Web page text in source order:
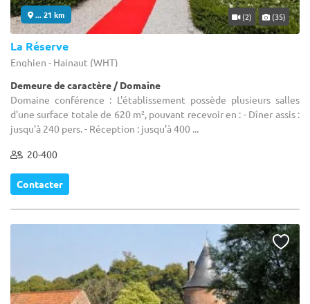
... 21 km (2) (35)
La Réserve
Enghien - Hainaut (WHT)
Demeure de caractère / Domaine
Domaine conférence : L'établissement possède plusieurs salles
d'une surface totale de 620 m², pouvant recevoir en : - Dîner assis :
jusqu'à 240 pers. - Réception : jusqu'à 400 ...
20-400
Contacter